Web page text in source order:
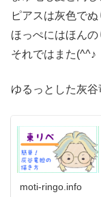
ピアスは灰色でぬ
ほっぺにはほんの
それではまた(^^♪
ゆるっとした灰谷
moti-ringo.info